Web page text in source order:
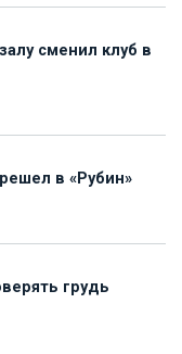
сменил клуб в
в «Рубин»
грудь